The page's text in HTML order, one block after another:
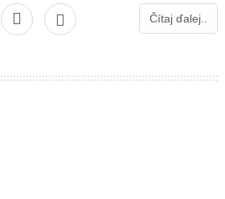
Čítaj ďalej..